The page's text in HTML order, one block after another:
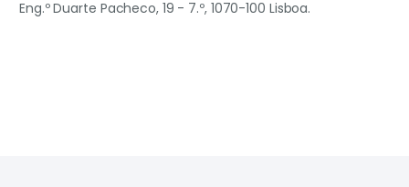
Eng.º Duarte Pacheco, 19 - 7.º, 1070-100 Lisboa.